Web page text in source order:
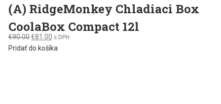
(A) RidgeMonkey Chladiaci Box
CoolaBox Compact 12l
€90.00Original
price
€81.00 Current
price
s DPH
Pridať do košíka